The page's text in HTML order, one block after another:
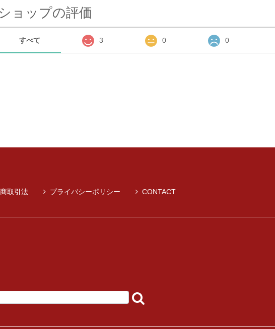
ショップの評価
すべて 3 0 0
取引法 プライバシーポリシー CONTACT